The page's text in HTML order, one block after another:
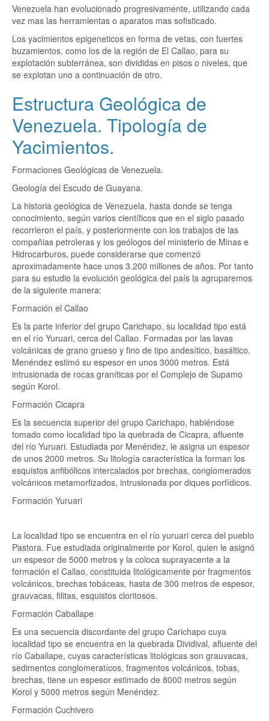
Venezuela han evolucionado progresivamente, utilizando cada
vez mas las herramientas o aparatos mas sofisticado.
Los yacimientos epigeneticos en forma de vetas, con fuertes
buzamientos, como los de la región de El Callao, para su
explotación subterránea, son divididas en pisos o niveles, que
se explotan uno a continuación de otro.
Estructura Geológica de
Venezuela. Tipología de
Yacimientos.
Formaciones Geológicas de Venezuela.
Geología del Escudo de Guayana.
La historia geológica de Venezuela, hasta donde se tenga
conocimiento, según varios científicos que en el siglo pasado
recorrieron el país, y posteriormente con los trabajos de las
compañias petroleras y los geólogos del ministerio de Minas e
Hidrocarburos, puede considerarse que comenzó
aproximadamente hace unos 3.200 millones de años. Por tanto
para su estudio la evolución geológica del país la agruparemos
de la siguiente manera:
Formación el Callao
Es la parte inferior del grupo Carichapo, su localidad tipo está
en el río Yuruari, cerca del Callao. Formadas por las lavas
volcánicas de grano grueso y fino de tipo andesítico, basáltico.
Menéndez estimó su espesor en unos 3000 metros. Está
intrusionada de rocas graníticas por el Complejo de Supamo
según Korol.
Formación Cicapra
Es la secuencia superior del grupo Carichapo, habiéndose
tomado como localidad tipo la quebrada de Cicapra, afluente
del río Yuruari. Estudiada por Menéndez, le asigna un espesor
de unos 2000 metros. Su litología característica la forman los
esquistos anfibólicos intercalados por brechas, conglomerados
volcánicos metamorfizados, intrusionada por diques porfídicos.
Formación Yuruari
La localidad tipo se encuentra en el río yuruari cerca del pueblo
Pastora. Fue estudiada originalmente por Korol, quien le asignó
un espesor de 5000 metros y la coloca suprayacente a la
formación el Callao, constituida litológicamente por fragmentos
volcánicos, brechas tobáceas, hasta de 300 metros de espesor,
grauvacas, filitas, esquistos cloritosos.
Formación Caballape
Es una secuencia discordante del grupo Carichapo cuya
localidad tipo se encuentra en la quebrada Dividival, afluente del
río Caballape, cuyas características litológicas son grauvacas,
sedimentos conglomeratícos, fragmentos volcánicos, tobas,
brechas, tiene un espesor estimado de 8000 metros según
Korol y 5000 metros según Menéndez.
Formación Cuchivero